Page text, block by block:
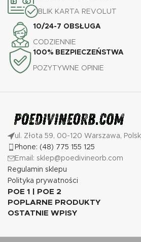
BLIK KARTA REVOLUT
10/24-7 OBSŁUGA
CODZIENNIE
100% BEZPIECZEŃSTWA
POZYTYWNE OPINIE
ul. Złota 59, 00-120 Warszawa,
Phone: (48) 775 155 125
Email: sklep@poedivineorb.com
Regulamin sklepu
Polityka prywatności
POE 1 | POE 2
POPLARNE PRODUKTY
OSTATNIE WPISY